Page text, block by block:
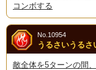
コンボする
うるさいうるさ
No.10954
敵全体を5ターンの間